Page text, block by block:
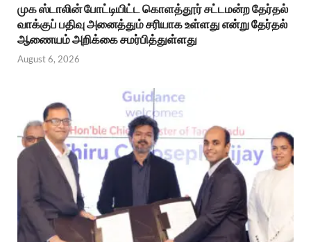
முக ஸ்டாலின் போட்டியிட்ட கொளத்தூர் சட்டமன்ற தேர்தல்
வாக்குப் பதிவு அனைத்தும் சரியாக உள்ளது என்று தேர்தல்
ஆணையம் அறிக்கை சமர்பித்துள்ளது
August 6, 2026